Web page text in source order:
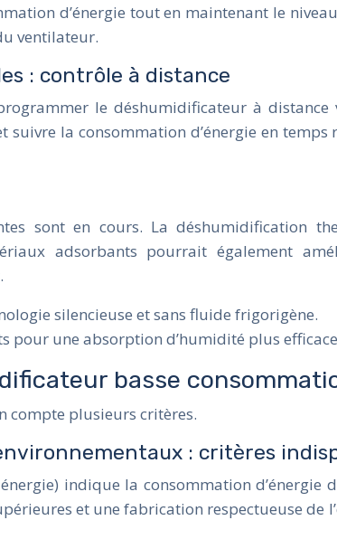
d’énergie tout en maintenant le
ventilateur.
: contrôle à distance
le déshumidificateur à
la consommation d’énergie en
sont en cours. La déshumidification
adsorbants pourrait également
silencieuse et sans fluide frigorigène.
pour une absorption d’humidité plus
basse
compte plusieurs critères.
: critères
indique la consommation
et une fabrication respectueuse de